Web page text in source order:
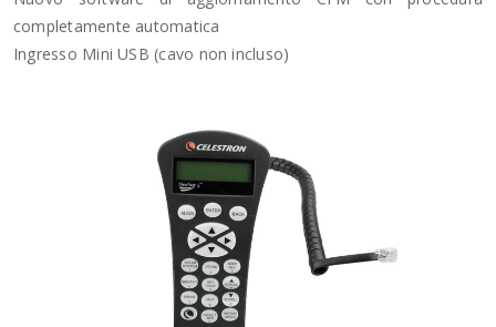
completamente automatica
Ingresso Mini USB (cavo non incluso)